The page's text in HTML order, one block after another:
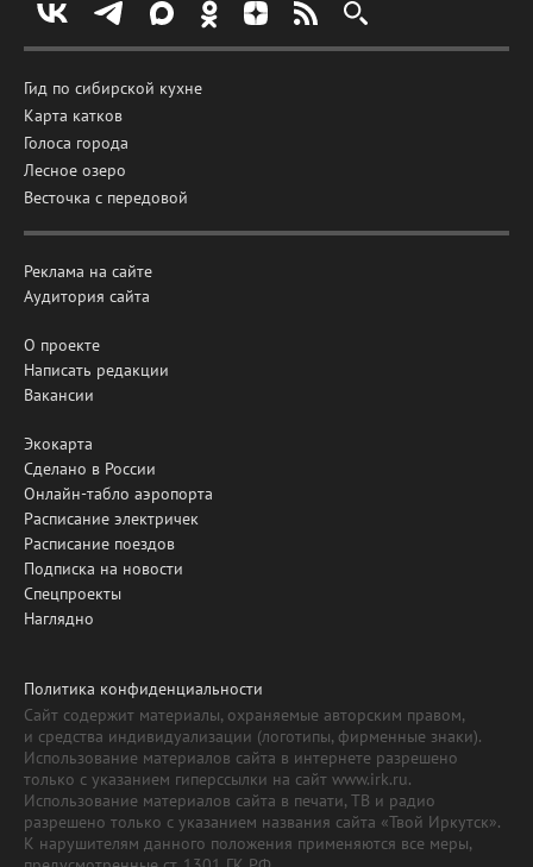
Гид по сибирской кухне
Карта катков
Голоса города
Лесное озеро
Весточка с передовой
Реклама на сайте
Аудитория сайта
О проекте
Написать редакции
Вакансии
Экокарта
Сделано в России
Онлайн-табло аэропорта
Расписание электричек
Расписание поездов
Подписка на новости
Спецпроекты
Наглядно
Политика конфиденциальности
Сайт содержит материалы, охраняемые авторским правом,
и средства индивидуализации (логотипы, фирменные знаки).
Использование материалов сайта в интернете разрешено
только с указанием гиперссылки на сайт www.irk.ru.
Использование материалов сайта в печати, ТВ и радио
разрешено только с указанием названия сайта «Твой Иркутск».
К нарушителям данного положения применяются все меры,